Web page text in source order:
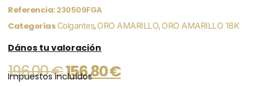
Referencia: 230509FGA
Categorías Colgantes,ORO AMARILLO,ORO AMARILLO 18K
Dános tu valoración
196,00€156,80€
Impuestos incluídos